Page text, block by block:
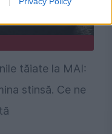
tăiate la MAI:
stinsă. Ce ne